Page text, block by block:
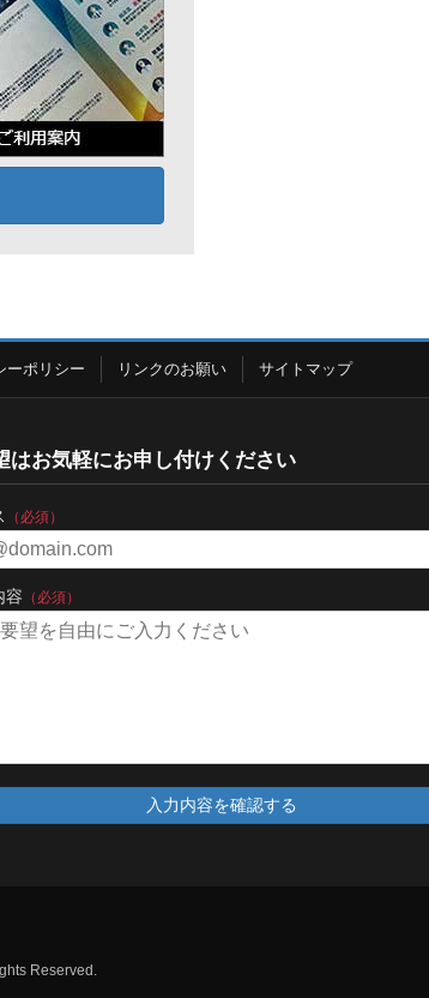
ーポリシー リンクのお願い サイトマップ
はお気軽にお申し付けください
（必須）
容 （必須）
Reserved.